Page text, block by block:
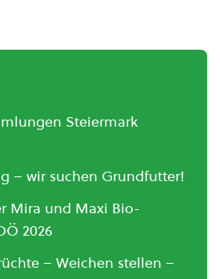
Steiermark
– wir suchen Grundfutter!
Mira und Maxi Bio-
2026
– Weichen stellen –